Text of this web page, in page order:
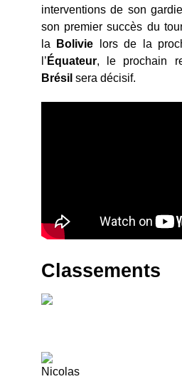
interventions de son
son premier succès du
la
Bolivie lors de la
l’ Équateur, le prochain
Brésil sera décisif.
Classements